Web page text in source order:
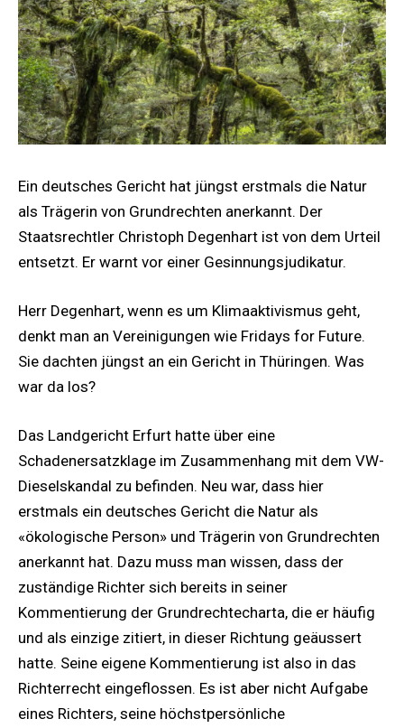
Ein deutsches Gericht hat jüngst erstmals die Natur
als Trägerin von Grundrechten anerkannt. Der
Staatsrechtler Christoph Degenhart ist von dem Urteil
entsetzt. Er warnt vor einer Gesinnungsjudikatur.
Herr Degenhart, wenn es um Klimaaktivismus geht,
denkt man an Vereinigungen wie Fridays for Future.
Sie dachten jüngst an ein Gericht in Thüringen. Was
war da los?
Das Landgericht Erfurt hatte über eine
Schadenersatzklage im Zusammenhang mit dem VW-
Dieselskandal zu befinden. Neu war, dass hier
erstmals ein deutsches Gericht die Natur als
«ökologische Person» und Trägerin von Grundrechten
anerkannt hat. Dazu muss man wissen, dass der
zuständige Richter sich bereits in seiner
Kommentierung der Grundrechtecharta, die er häufig
und als einzige zitiert, in dieser Richtung geäussert
hatte. Seine eigene Kommentierung ist also in das
Richterrecht eingeflossen. Es ist aber nicht Aufgabe
eines Richters, seine höchstpersönliche